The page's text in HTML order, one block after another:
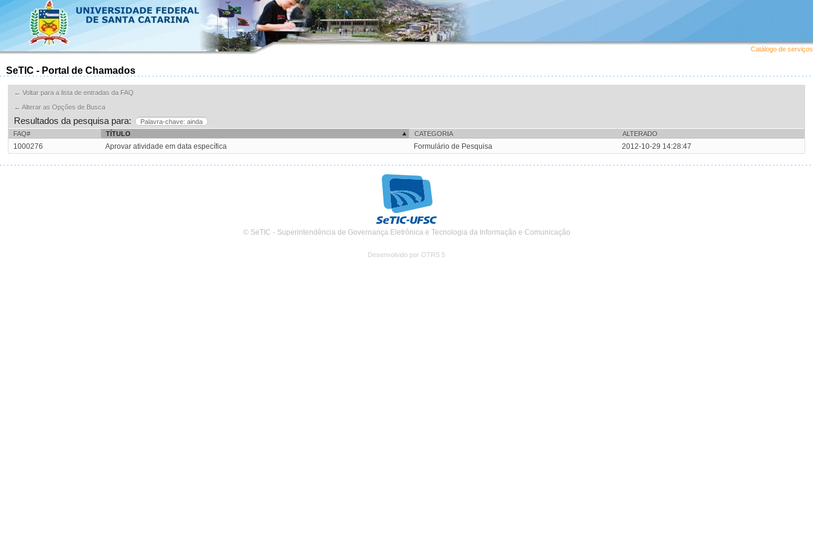
Catálogo de serviços
SeTIC - Portal de Chamados
← Voltar para a lista de entradas da FAQ
← Alterar as Opções de Busca
Resultados da pesquisa para:
Palavra-chave: ainda
FAQ#
TÍTULO CATEGORIA ALTERADO
1000276 Aprovar atividade em data específica Formulário de Pesquisa 2012-10-29 14:28:47
© SeTIC - Superintendência de Governança Eletrônica e Tecnologia da Informação e Comunicação
Desenvolvido por OTRS 5